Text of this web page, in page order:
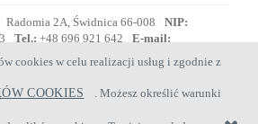
cookies w celu realizacji usług i zgodnie z
COOKIES . Możesz określić warunki
Radomia 2A, Świdnica 66-008
NIP:
Tel.: +48 696 921 642
E-mail:
biuro@welovebeds.pl